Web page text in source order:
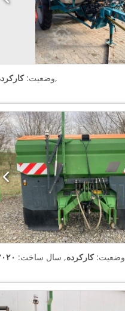
وضعیت:,
وضعیت:کارکرده, سال ساخت: